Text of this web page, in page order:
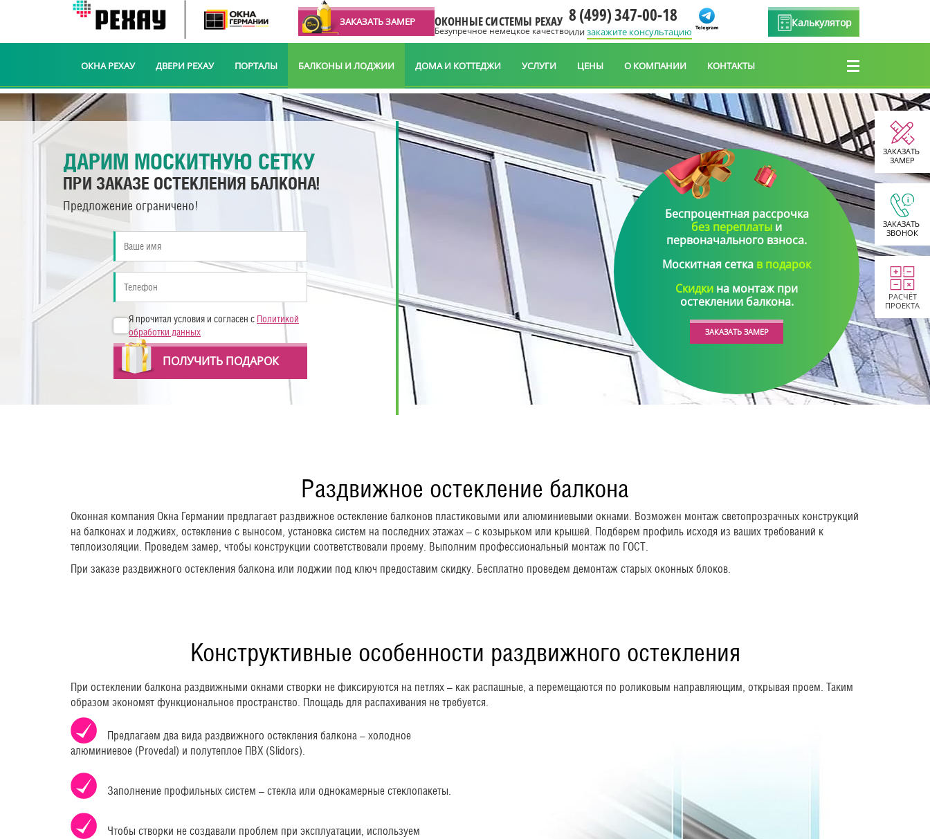
ЗАКАЗАТЬ ЗАМЕР ОКОННЫЕ СИСТЕМЫ РЕХАУ
Безупречное немецкое качество
8 (499) 347-00-18
илизакажите консультацию
Калькулятор
ОКНА РЕХАУ ДВЕРИ РЕХАУ ПОРТАЛЫ БАЛКОНЫ И ЛОДЖИИ ДОМА И КОТТЕДЖИ УСЛУГИ ЦЕНЫ О КОМПАНИИ КОНТАКТЫ
ДАРИМ МОСКИТНУЮ СЕТКУ
ПРИ ЗАКАЗЕ ОСТЕКЛЕНИЯ БАЛКОНА!
Предложение ограничено!
Я прочитал условия и согласен с Политикой
обработки данных
ПОЛУЧИТЬ ПОДАРОК
Беспроцентная рассрочка
без переплаты и
первоначального взноса.
Москитная сетка в подарок
Скидки на монтажпри
остеклении балкона.
ЗАКАЗАТЬ ЗАМЕР
Раздвижное остекление балкона
Оконная компания Окна Германии предлагает раздвижное остекление балконов пластиковыми или алюминиевыми окнами. Возможен монтаж светопрозрачных конструкций
на балконах и лоджиях, остекление с выносом, установка систем на последних этажах – с козырьком или крышей. Подберем профиль исходя из ваших требований к
теплоизоляции. Проведем замер, чтобы конструкции соответствовали проему. Выполним профессиональный монтаж по ГОСТ.
При заказе раздвижного остекления балкона или лоджии под ключ предоставим скидку. Бесплатно проведем демонтаж старых оконных блоков.
Конструктивные особенности раздвижного остекления
При остеклении балкона раздвижными окнами створки не фиксируются на петлях – как распашные, а перемещаются по роликовым направляющим, открывая проем. Таким
образом экономят функциональное пространство. Площадь для распахивания не требуется.
Предлагаем два вида раздвижного остекления балкона – холодное
алюминиевое (Provedal) и полутеплое ПВХ (Slidors).
Заполнение профильных систем – стекла или однокамерные стеклопакеты.
Чтобы створки не создавали проблем при эксплуатации, используем
ЗАКАЗАТЬ
ЗАМЕР
ЗАКАЗАТЬ
ЗВОНОК
РАСЧЁТ
ПРОЕКТА